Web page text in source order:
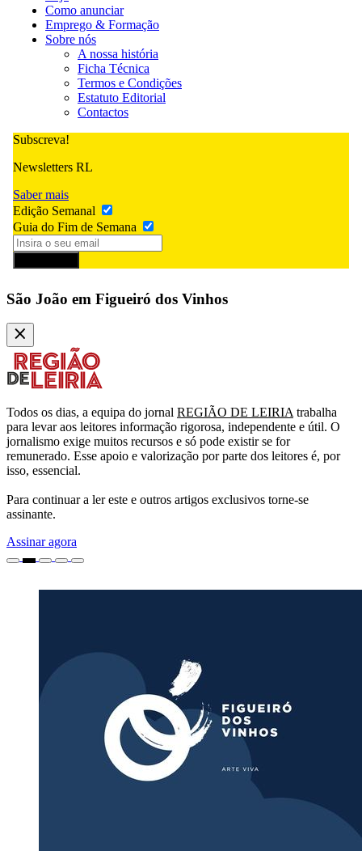
Como anunciar
Emprego & Formação
Sobre nós
A nossa história
Ficha Técnica
Termos e Condições
Estatuto Editorial
Contactos
Subscreva!
Newsletters RL
Saber mais
Edição Semanal
Guia do Fim de Semana
São João em Figueiró dos Vinhos
Todos os dias, a equipa do jornal REGIÃO DE LEIRIA trabalha
para levar aos leitores informação rigorosa, independente e útil. O
jornalismo exige muitos recursos e só pode existir se for
remunerado. Esse apoio e valorização por parte dos leitores é, por
isso, essencial.
Para continuar a ler este e outros artigos exclusivos torne-se
assinante.
Assinar agora